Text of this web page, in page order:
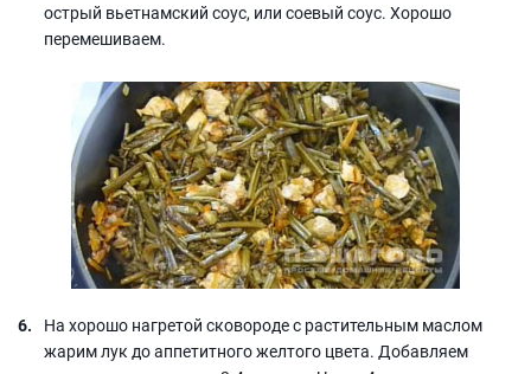
острый вьетнамский соус, или соевый соус. Хорошо
перемешиваем.
На хорошо нагретой сковороде с растительным маслом
жарим лук до аппетитного желтого цвета. Добавляем